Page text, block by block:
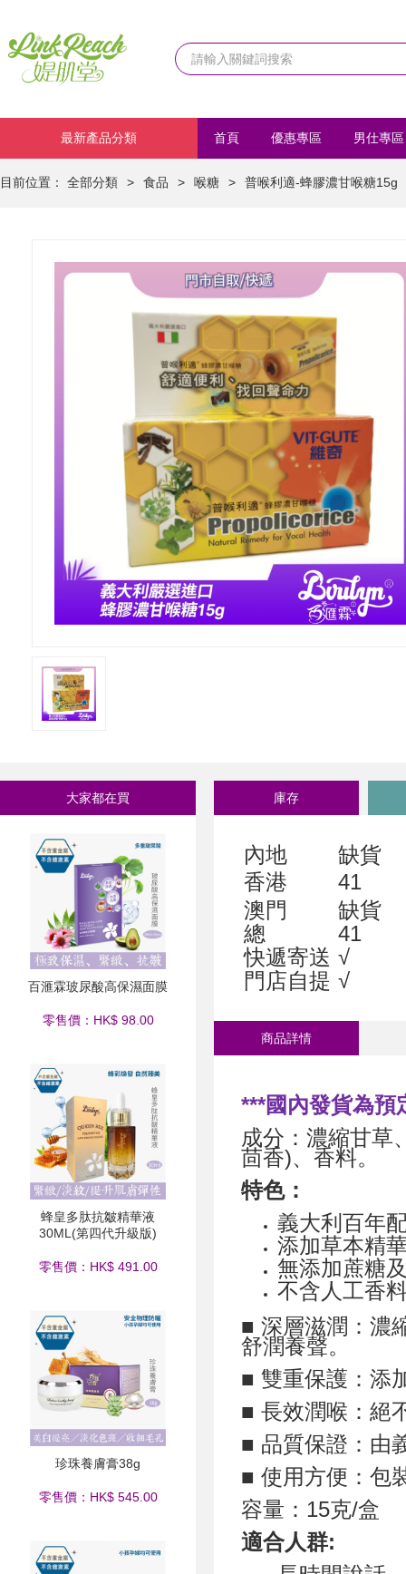
最新產品分類 首頁 優惠專區 男仕專區
化妝品 首飾/髮飾 運動
目前位置： 全部分類 > 食品 > 喉糖 > 普喉利適-蜂膠濃甘喉糖15g
大家都在買
百滙霖玻尿酸高保濕面膜
零售價：HK$ 98.00
蜂皇多肽抗皺精華液
30ML(第四代升級版)
零售價：HK$ 491.00
珍珠養膚膏38g
零售價：HK$ 545.00
庫存
內地
缺貨
香港
41
澳門
缺貨
總
41
快遞寄送 √
門店自提 √
商品詳情
***國內發貨為預
成分：濃縮甘草
茴香)、香料。
特色：
義大利百年
添加草本精
無添加蔗糖
不含人工香
■ 深層滋潤：濃
舒潤養聲。
■ 雙重保護：添
■ 長效潤喉：絕
■ 品質保證：由
■ 使用方便：包
容量：15克/盒
適合人群: